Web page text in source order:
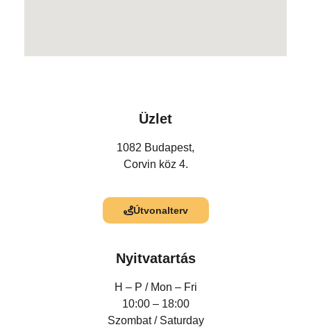
Üzlet
1082 Budapest,
Corvin köz 4.
Útvonalterv
Nyitvatartás
H – P / Mon – Fri
10:00 – 18:00
Szombat / Saturday